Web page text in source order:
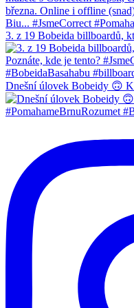
3. z 19 Bobeida billboardů,
Dnešní úlovek Bobeidy 🙃